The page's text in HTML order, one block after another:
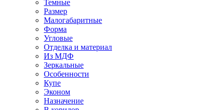
Темные
Размер
Малогабаритные
Форма
Угловые
Отделка и материал
Из МДФ
Зеркальные
Особенности
Купе
Эконом
Назначение